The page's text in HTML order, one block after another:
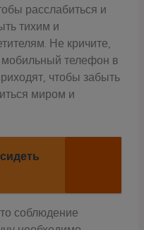
расслабиться и
тихим и
Не кричите,
мобильный телефон в
чтобы забыть
миром и
соблюдение